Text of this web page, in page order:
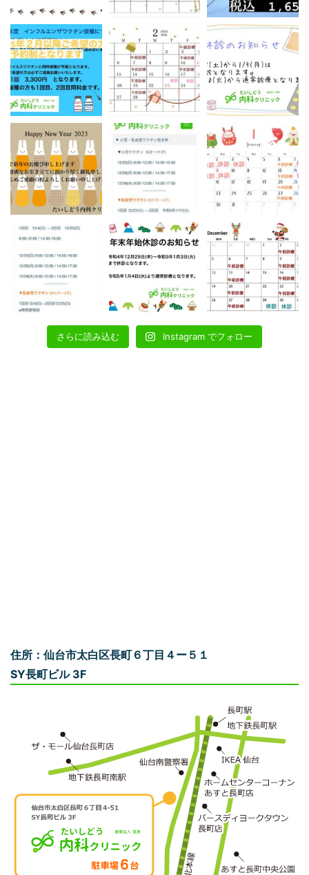
さらに読み込む Instagram でフォロー
住所：仙台市太白区長町６丁目４ー５１
SY長町ビル 3F